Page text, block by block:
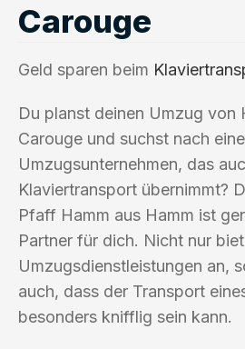
Carouge
Geld sparen beim
Du planst deinen Umzug von
Carouge und suchst nach
Umzugsunternehmen, das
Klaviertransport übernimmt?
Pfaff Hamm aus Hamm ist
Partner für dich. Nicht nur
Umzugsdienstleistungen an,
auch, dass der Transport
besonders knifflig sein kann.